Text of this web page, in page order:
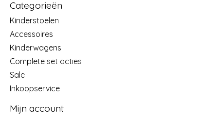
Categorieën
Kinderstoelen
Accessoires
Kinderwagens
Complete set acties
Sale
Inkoopservice
Mijn account